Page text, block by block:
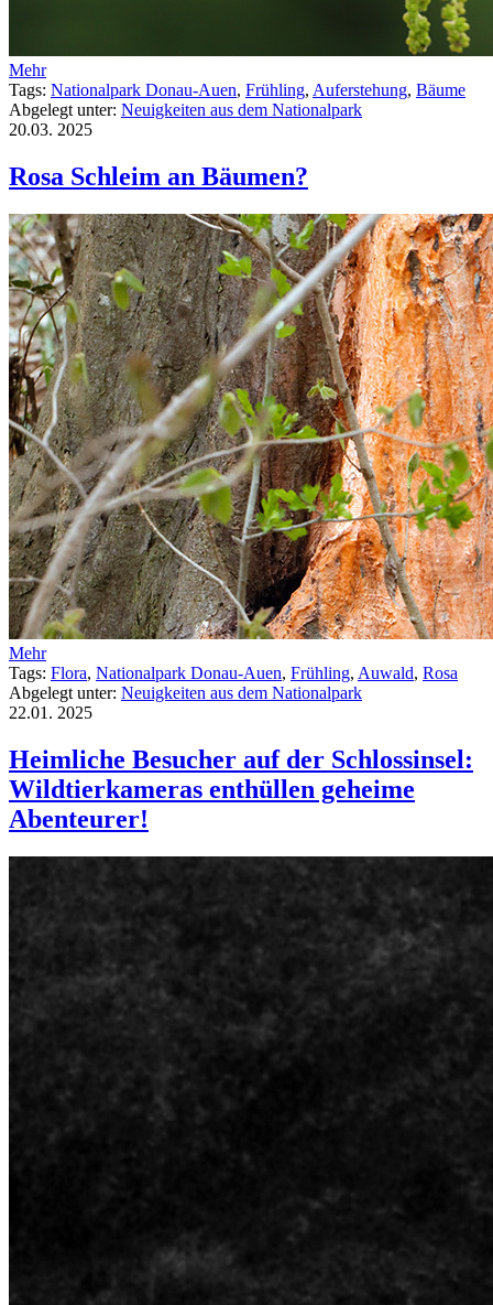
Mehr
Tags: Nationalpark Donau-Auen, Frühling, Auferstehung, Bäume
Abgelegt unter: Neuigkeiten aus dem Nationalpark
20.03. 2025
Rosa Schleim an Bäumen?
Mehr
Tags: Flora, Nationalpark Donau-Auen, Frühling, Auwald, Rosa
Abgelegt unter: Neuigkeiten aus dem Nationalpark
22.01. 2025
Heimliche Besucher auf der Schlossinsel:
Wildtierkameras enthüllen geheime
Abenteurer!